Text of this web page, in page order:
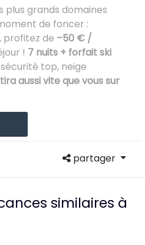
plus grands domaines
de foncer :
, profitez de –50 € /
! 7 nuits + forfait ski
sécurité top, neige
aussi vite que vous sur
partager
similaires à